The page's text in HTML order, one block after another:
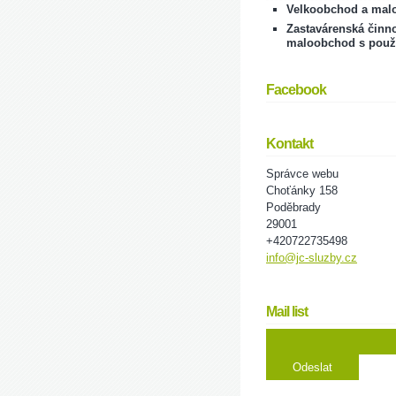
Velkoobchod a
Zastavárenská
maloobchod s
Facebook
Kontakt
Správce webu
Choťánky 158
Poděbrady
29001
+420722735498
info@jc-sluzby.cz
Mail list